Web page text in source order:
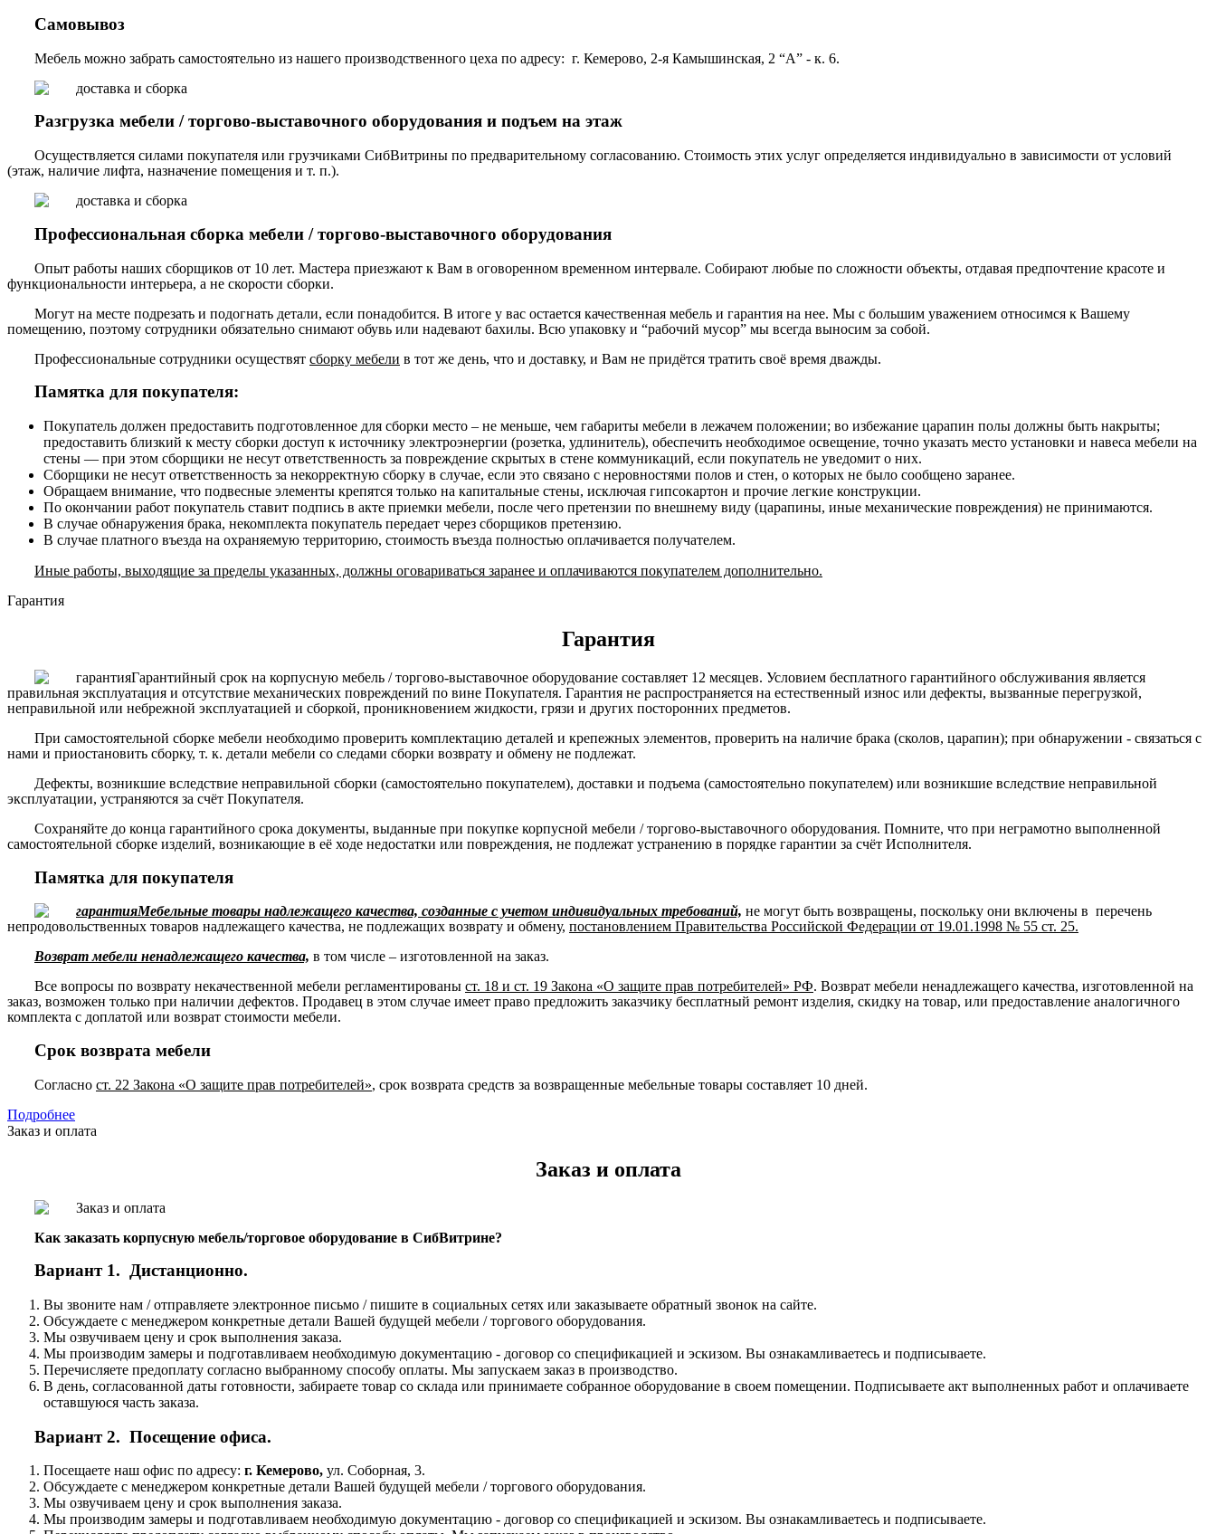
Самовывоз
Мебель можно забрать самостоятельно из нашего производственного цеха по адресу: г. Кемерово, 2-я Камышинская, 2 “А” - к. 6.
Разгрузка мебели / торгово-выставочного оборудования и подъем на этаж
Осуществляется силами покупателя или грузчиками СибВитрины по предварительному согласованию. Стоимость этих услуг определяется индивидуально в зависимости от условий
(этаж, наличие лифта, назначение помещения и т. п.).
Профессиональная сборка мебели / торгово-выставочного оборудования
Опыт работы наших сборщиков от 10 лет. Мастера приезжают к Вам в оговоренном временном интервале. Собирают любые по сложности объекты, отдавая предпочтение красоте и
функциональности интерьера, а не скорости сборки.
Могут на месте подрезать и подогнать детали, если понадобится. В итоге у вас остается качественная мебель и гарантия на нее. Мы с большим уважением относимся к Вашему
помещению, поэтому сотрудники обязательно снимают обувь или надевают бахилы. Всю упаковку и “рабочий мусор” мы всегда выносим за собой.
Профессиональные сотрудники осуществят сборку мебели в тот же день, что и доставку, и Вам не придётся тратить своё время дважды.
Памятка для покупателя:
Покупатель должен предоставить подготовленное для сборки место – не меньше, чем габариты мебели в лежачем положении; во избежание царапин полы должны быть накрыты;
предоставить близкий к месту сборки доступ к источнику электроэнергии (розетка, удлинитель), обеспечить необходимое освещение, точно указать место установки и навеса мебели на
стены — при этом сборщики не несут ответственность за повреждение скрытых в стене коммуникаций, если покупатель не уведомит о них.
Сборщики не несут ответственность за некорректную сборку в случае, если это связано с неровностями полов и стен, о которых не было сообщено заранее.
Обращаем внимание, что подвесные элементы крепятся только на капитальные стены, исключая гипсокартон и прочие легкие конструкции.
По окончании работ покупатель ставит подпись в акте приемки мебели, после чего претензии по внешнему виду (царапины, иные механические повреждения) не принимаются.
В случае обнаружения брака, некомплекта покупатель передает через сборщиков претензию.
В случае платного въезда на охраняемую территорию, стоимость въезда полностью оплачивается получателем.
Иные работы, выходящие за пределы указанных, должны оговариваться заранее и оплачиваются покупателем дополнительно.
Гарантия
Гарантия
Гарантийный срок на корпусную мебель / торгово-выставочное оборудование составляет 12 месяцев. Условием бесплатного гарантийного обслуживания является
правильная эксплуатация и отсутствие механических повреждений по вине Покупателя. Гарантия не распространяется на естественный износ или дефекты, вызванные перегрузкой,
неправильной или небрежной эксплуатацией и сборкой, проникновением жидкости, грязи и других посторонних предметов.
При самостоятельной сборке мебели необходимо проверить комплектацию деталей и крепежных элементов, проверить на наличие брака (сколов, царапин); при обнаружении - связаться с
нами и приостановить сборку, т. к. детали мебели со следами сборки возврату и обмену не подлежат.
Дефекты, возникшие вследствие неправильной сборки (самостоятельно покупателем), доставки и подъема (самостоятельно покупателем) или возникшие вследствие неправильной
эксплуатации, устраняются за счёт Покупателя.
Сохраняйте до конца гарантийного срока документы, выданные при покупке корпусной мебели / торгово-выставочного оборудования. Помните, что при неграмотно выполненной
самостоятельной сборке изделий, возникающие в её ходе недостатки или повреждения, не подлежат устранению в порядке гарантии за счёт Исполнителя.
Памятка для покупателя
Мебельные товары надлежащего качества, созданные с учетом индивидуальных требований, не могут быть возвращены, поскольку они включены в перечень
непродовольственных товаров надлежащего качества, не подлежащих возврату и обмену, постановлением Правительства Российской Федерации от 19.01.1998 № 55 ст. 25.
Возврат мебели ненадлежащего качества, в том числе – изготовленной на заказ.
Все вопросы по возврату некачественной мебели регламентированы ст. 18 и ст. 19 Закона «О защите прав потребителей» РФ. Возврат мебели ненадлежащего качества, изготовленной на
заказ, возможен только при наличии дефектов. Продавец в этом случае имеет право предложить заказчику бесплатный ремонт изделия, скидку на товар, или предоставление аналогичного
комплекта с доплатой или возврат стоимости мебели.
Срок возврата мебели
Согласно ст. 22 Закона «О защите прав потребителей», срок возврата средств за возвращенные мебельные товары составляет 10 дней.
Подробнее
Заказ и оплата
Заказ и оплата
Как заказать корпусную мебель/торговое оборудование в СибВитрине?
Вариант 1. Дистанционно.
Вы звоните нам / отправляете электронное письмо / пишите в социальных сетях или заказываете обратный звонок на сайте.
Обсуждаете с менеджером конкретные детали Вашей будущей мебели / торгового оборудования.
Мы озвучиваем цену и срок выполнения заказа.
Мы производим замеры и подготавливаем необходимую документацию - договор со спецификацией и эскизом. Вы ознакамливаетесь и подписываете.
Перечисляете предоплату согласно выбранному способу оплаты. Мы запускаем заказ в производство.
В день, согласованной даты готовности, забираете товар со склада или принимаете собранное оборудование в своем помещении. Подписываете акт выполненных работ и оплачиваете
оставшуюся часть заказа.
Вариант 2. Посещение офиса.
Посещаете наш офис по адресу: г. Кемерово, ул. Соборная, 3.
Обсуждаете с менеджером конкретные детали Вашей будущей мебели / торгового оборудования.
Мы озвучиваем цену и срок выполнения заказа.
Мы производим замеры и подготавливаем необходимую документацию - договор со спецификацией и эскизом. Вы ознакамливаетесь и подписываете.